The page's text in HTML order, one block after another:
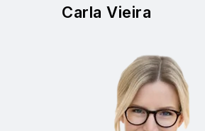
Carla Vieira